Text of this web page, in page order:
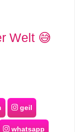
Welt 😅
geil
whatsapp